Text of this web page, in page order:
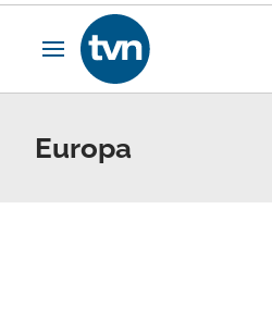
Ir al contenido
Obrir navegació
Europa